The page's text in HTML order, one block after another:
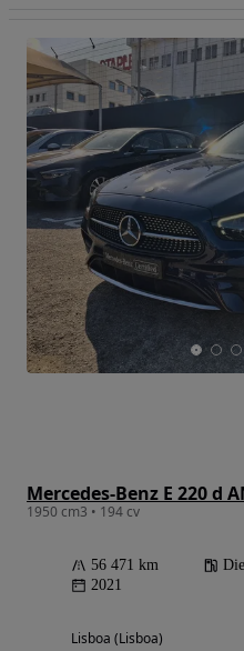
Mercedes-Benz E 220 d
1950 cm3 • 194 cv
56 471 km
2021
Lisboa (Lisboa)